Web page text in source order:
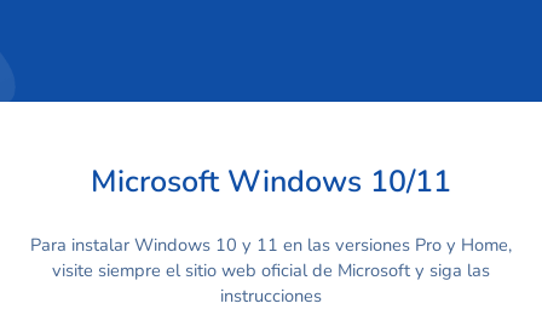
Microsoft Windows 10/11
Para instalar Windows 10 y 11 en las versiones Pro y Home,
visite siempre el sitio web oficial de Microsoft y siga las
instrucciones